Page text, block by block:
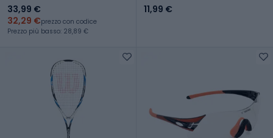
33,99 €
32,29 €prezzo con codice
Prezzo più basso: 28,89 €
11,99 €